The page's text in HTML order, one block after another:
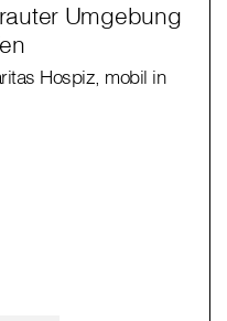
Umgebung
Hospiz, mobil in